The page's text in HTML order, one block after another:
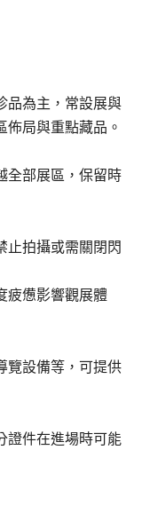
品為主，常設展與
佈局與重點藏品。
全部展區，保留時
止拍攝或需關閉閃
疲憊影響觀展體
覽設備等，可提供
證件在進場時可能